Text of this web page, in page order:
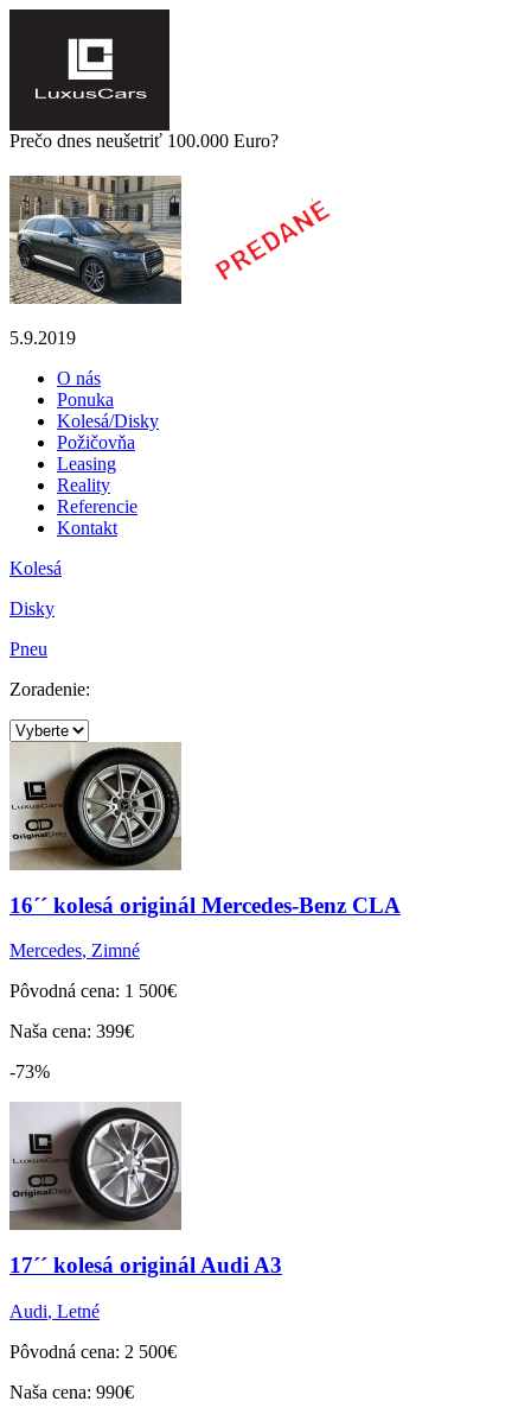
Prečo dnes neušetriť 100.000 Euro?
5.9.2019
O nás
Ponuka
Kolesá/Disky
Požičovňa
Leasing
Reality
Referencie
Kontakt
Kolesá
Disky
Pneu
Zoradenie:
16´´ kolesá originál Mercedes-Benz CLA
Mercedes, Zimné
Pôvodná cena: 1 500€
Naša cena: 399€
-73%
17´´ kolesá originál Audi A3
Audi, Letné
Pôvodná cena: 2 500€
Naša cena: 990€